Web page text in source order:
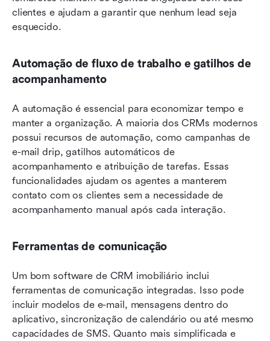
clientes e ajudam a garantir que nenhum lead seja
esquecido.
Automação de fluxo de trabalho e gatilhos de
acompanhamento
A automação é essencial para economizar tempo e
manter a organização. A maioria dos CRMs modernos
possui recursos de automação, como campanhas de
e-mail drip, gatilhos automáticos de
acompanhamento e atribuição de tarefas. Essas
funcionalidades ajudam os agentes a manterem
contato com os clientes sem a necessidade de
acompanhamento manual após cada interação.
Ferramentas de comunicação
Um bom software de CRM imobiliário inclui
ferramentas de comunicação integradas. Isso pode
incluir modelos de e-mail, mensagens dentro do
aplicativo, sincronização de calendário ou até mesmo
capacidades de SMS. Quanto mais simplificada e